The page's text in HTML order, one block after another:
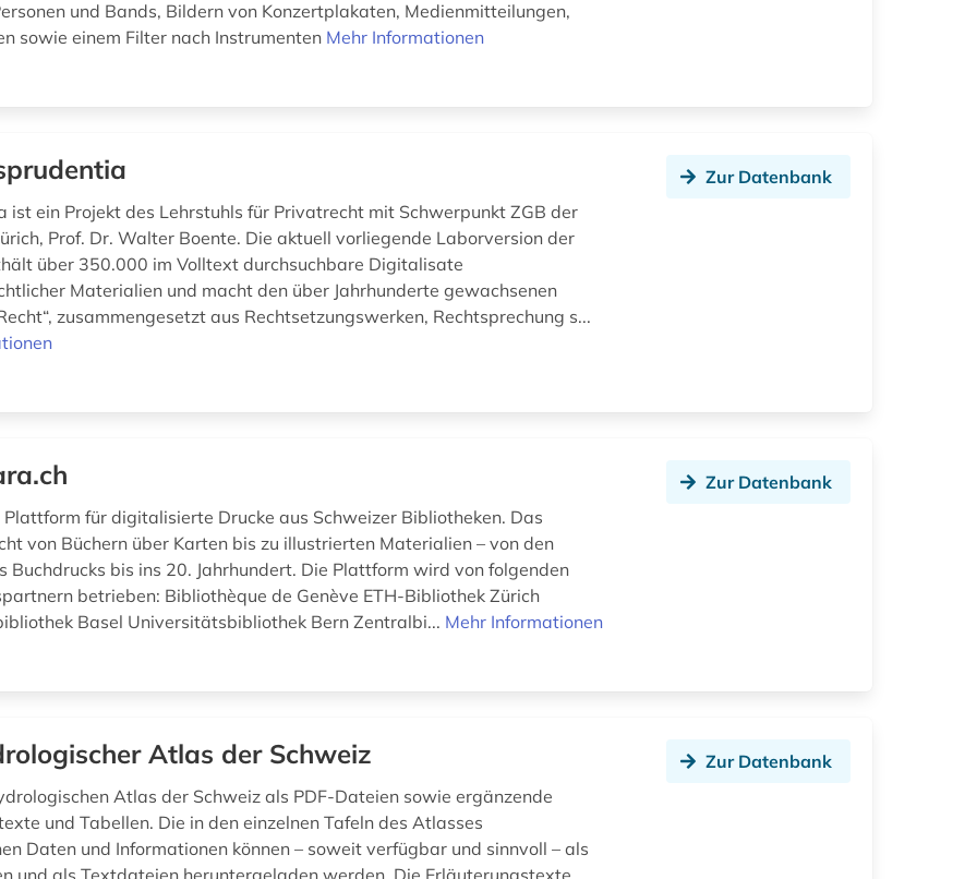
und Bands, Bildern von Konzertplakaten, Medienmitteilungen,
sowie einem Filter nach Instrumenten Mehr Informationen
ist ein Projekt des Lehrstuhls für Privatrecht mit Schwerpunkt ZGB der
Prof. Dr. Walter Boente. Die aktuell vorliegende Laborversion der
über 350.000 im Volltext durchsuchbare Digitalisate
Materialien und macht den über Jahrhunderte gewachsenen
zusammengesetzt aus Rechtsetzungswerken, Rechtsprechung s...
Zur Datenbank
für digitalisierte Drucke aus Schweizer Bibliotheken. Das
von Büchern über Karten bis zu illustrierten Materialien – von den
Buchdrucks bis ins 20. Jahrhundert. Die Plattform wird von folgenden
betrieben: Bibliothèque de Genève ETH-Bibliothek Zürich
Basel Universitätsbibliothek Bern Zentralbi... Mehr Informationen
Zur Datenbank
Atlas der Schweiz
Atlas der Schweiz als PDF-Dateien sowie ergänzende
und Tabellen. Die in den einzelnen Tafeln des Atlasses
Daten und Informationen können – soweit verfügbar und sinnvoll – als
und als Textdateien heruntergeladen werden. Die Erläuterungstexte
Zur Datenbank